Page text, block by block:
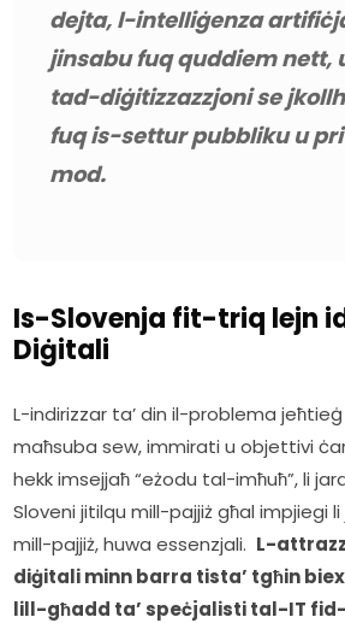
dejta, l-intelliġenza
jinsabu fuq quddiem nett,
tad-diġitizzazzjoni se
fuq is-settur pubbliku u
mod.
Is-Slovenja fit-triq lejn
Diġitali
L-indirizzar ta’ din il-problema
maħsuba sew, immirati u objettivi
hekk imsejjaħ “eżodu tal-imħuħ”, li
Sloveni jitilqu mill-pajjiż għal impjiegi
mill-pajjiż, huwa essenzjali. L-
diġitali minn barra tista’ tgħin
lill-għadd ta’ speċjalisti tal-IT